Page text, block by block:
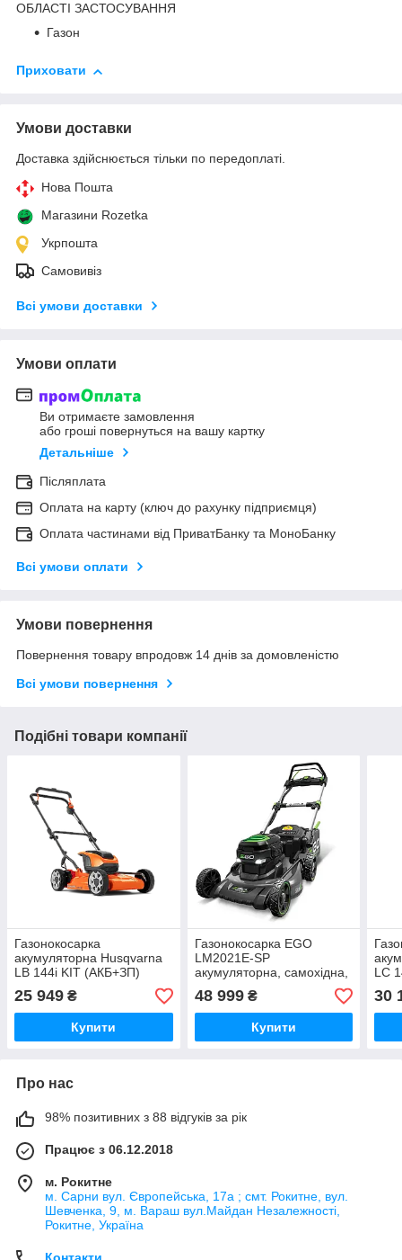
ОБЛАСТІ ЗАСТОСУВАННЯ
Газон
Приховати
Умови доставки
Доставка здійснюється тільки по передоплаті.
Нова Пошта
Магазини Rozetka
Укрпошта
Самовивіз
Всі умови доставки
Умови оплати
Ви отримаєте замовлення
або гроші повернуться на вашу картку
Детальніше
Післяплата
Оплата на карту (ключ до рахунку підприємця)
Оплата частинами від ПриватБанку та МоноБанку
Всі умови оплати
Умови повернення
Повернення товару впродовж 14 днів за домовленістю
Всі умови повернення
Подібні товари компанії
Газонокосарка
акумуляторна Husqvarna
LB 144i KIT (АКБ+ЗП)
25 949 ₴
Купити
Газонокосарка EGO
LM2021E-SP
акумуляторна, самохідна,
56 В, 50 см (0500014008)
48 999₴
Купити
LC
30
Про нас
98% позитивних з 88 відгуків за рік
Працює з 06.12.2018
м. Рокитне
м. Сарни вул. Європейська, 17а ; смт. Рокитне, вул.
Шевченка, 9, м. Вараш вул.Майдан Незалежності,
Рокитне, Україна